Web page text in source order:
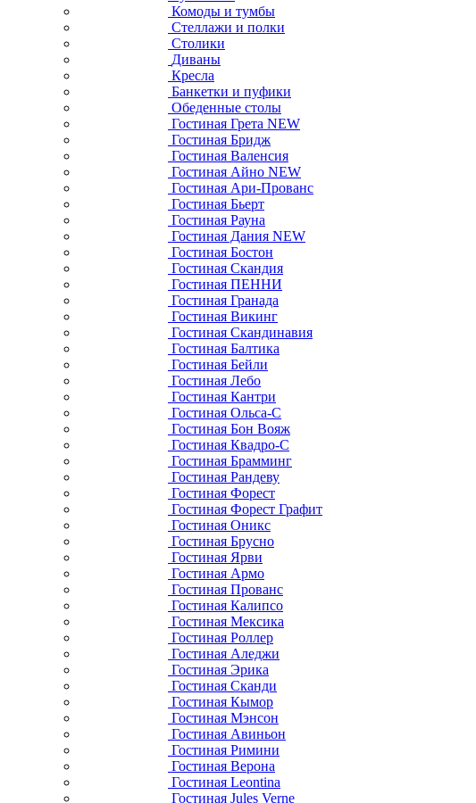
Комоды и тумбы
Стеллажи и полки
Столики
Диваны
Кресла
Банкетки и пуфики
Обеденные столы
Гостиная Грета NEW
Гостиная Бридж
Гостиная Валенсия
Гостиная Айно NEW
Гостиная Ари-Прованс
Гостиная Бьерт
Гостиная Рауна
Гостиная Дания NEW
Гостиная Бостон
Гостиная Скандия
Гостиная ПЕННИ
Гостиная Гранада
Гостиная Викинг
Гостиная Скандинавия
Гостиная Балтика
Гостиная Бейли
Гостиная Лебо
Гостиная Кантри
Гостиная Ольса-С
Гостиная Бон Вояж
Гостиная Квадро-С
Гостиная Брамминг
Гостиная Рандеву
Гостиная Форест
Гостиная Форест Графит
Гостиная Оникс
Гостиная Брусно
Гостиная Ярви
Гостиная Армо
Гостиная Прованс
Гостиная Калипсо
Гостиная Мексика
Гостиная Роллер
Гостиная Аледжи
Гостиная Эрика
Гостиная Сканди
Гостиная Кымор
Гостиная Мэнсон
Гостиная Авиньон
Гостиная Римини
Гостиная Верона
Гостиная Leontina
Гостиная Jules Verne